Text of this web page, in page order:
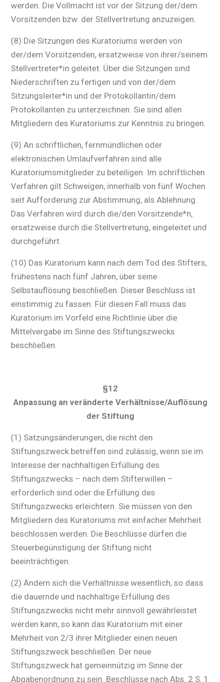
werden. Die Vollmacht ist vor der Sitzung der/dem
Vorsitzenden bzw. der Stellvertretung anzuzeigen.
(8) Die Sitzungen des Kuratoriums werden von
der/dem Vorsitzenden, ersatzweise von ihrer/seinem
Stellvertreter*in geleitet. Über die Sitzungen sind
Niederschriften zu fertigen und von der/dem
Sitzungsleiter*in und der Protokollantin/dem
Protokollanten zu unterzeichnen. Sie sind allen
Mitgliedern des Kuratoriums zur Kenntnis zu bringen.
(9) An schriftlichen, fernmündlichen oder
elektronischen Umlaufverfahren sind alle
Kuratoriumsmitglieder zu beteiligen. Im schriftlichen
Verfahren gilt Schweigen, innerhalb von fünf Wochen
seit Aufforderung zur Abstimmung, als Ablehnung.
Das Verfahren wird durch die/den Vorsitzende*n,
ersatzweise durch die Stellvertretung, eingeleitet und
durchgeführt.
(10) Das Kuratorium kann nach dem Tod des Stifters,
frühestens nach fünf Jahren, über seine
Selbstauflösung beschließen. Dieser Beschluss ist
einstimmig zu fassen. Für diesen Fall muss das
Kuratorium im Vorfeld eine Richtlinie über die
Mittelvergabe im Sinne des Stiftungszwecks
beschließen.
§12
Anpassung an veränderte Verhältnisse/Auflösung
der Stiftung
(1) Satzungsänderungen, die nicht den
Stiftungszweck betreffen sind zulässig, wenn sie im
Interesse der nachhaltigen Erfüllung des
Stiftungszwecks – nach dem Stifterwillen –
erforderlich sind oder die Erfüllung des
Stiftungszwecks erleichtern. Sie müssen von den
Mitgliedern des Kuratoriums mit einfacher Mehrheit
beschlossen werden. Die Beschlüsse dürfen die
Steuerbegünstigung der Stiftung nicht
beeinträchtigen.
(2) Ändern sich die Verhältnisse wesentlich, so dass
die dauernde und nachhaltige Erfüllung des
Stiftungszwecks nicht mehr sinnvoll gewährleistet
werden kann, so kann das Kuratorium mit einer
Mehrheit von 2/3 ihrer Mitglieder einen neuen
Stiftungszweck beschließen. Der neue
Stiftungszweck hat gemeinnützig im Sinne der
Abgabenordnung zu sein. Beschlüsse nach Abs. 2 S. 1